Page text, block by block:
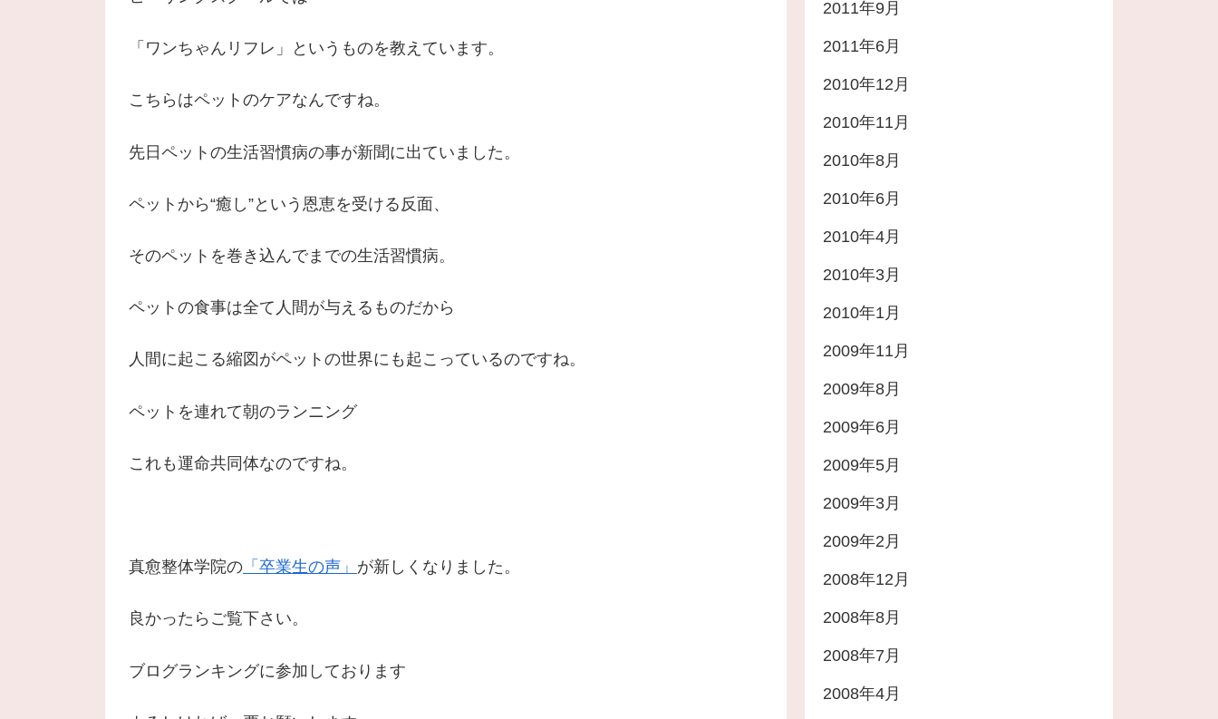
「ワンちゃんリフレ」というものを教えています。
こちらはペットのケアなんですね。
先日ペットの生活習慣病の事が新聞に出ていました。
ペットから“癒し”という恩恵を受ける反面、
そのペットを巻き込んでまでの生活習慣病。
ペットの食事は全て人間が与えるものだから
人間に起こる縮図がペットの世界にも起こっているのですね。
ペットを連れて朝のランニング
これも運命共同体なのですね。
真愈整体学院の 「卒業生の声」 が新しくなりました。
良かったらご覧下さい。
ブログランキングに参加しております
2011年9月
2011年6月
2010年12月
2010年11月
2010年8月
2010年6月
2010年4月
2010年3月
2010年1月
2009年11月
2009年8月
2009年6月
2009年5月
2009年3月
2009年2月
2008年12月
2008年8月
2008年7月
2008年4月